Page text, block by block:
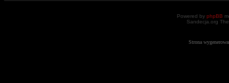
Powered by phpBB
Sandecja.org
Strona